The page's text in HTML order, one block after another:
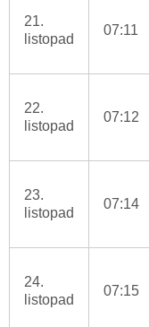
21.
listopad
07:11
22.
listopad
07:12
23.
listopad
07:14
24.
listopad
07:15